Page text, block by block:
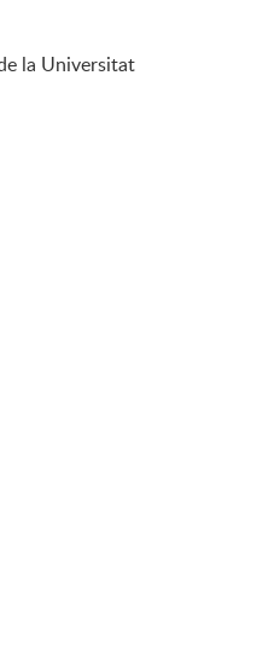
la Universitat